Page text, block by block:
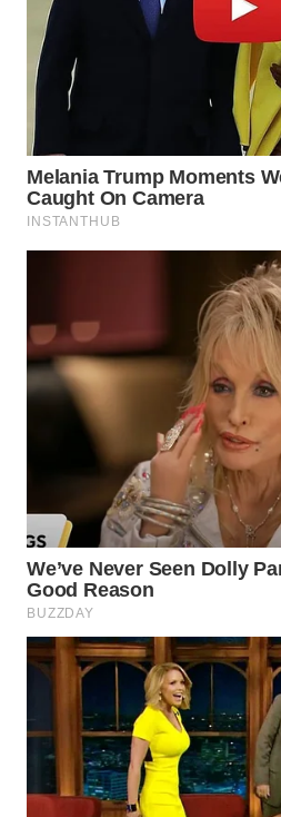
INDRAMAYU
WN
MAJALENGKA
WN
SUKABUMI
WN
PURWAKARTA
WN
PRIANGAN
TIMUR
WN
SEMARANG
WN